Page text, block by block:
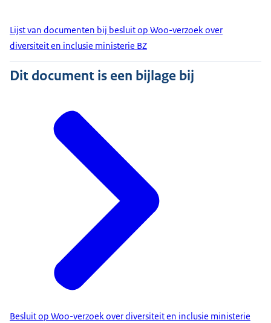
Lijst van documenten bij besluit op Woo-verzoek over
diversiteit en inclusie ministerie BZ
Dit document is een bijlage bij
Besluit op Woo-verzoek over diversiteit en inclusie ministerie